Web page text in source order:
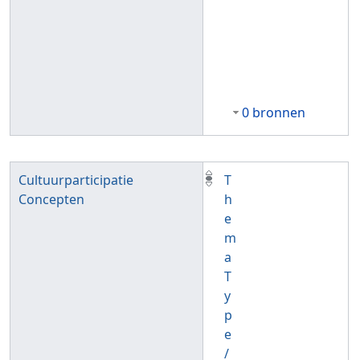
0 bronnen
Cultuurparticipatie
Concepten
T
h
e
m
a
T
y
p
e
/